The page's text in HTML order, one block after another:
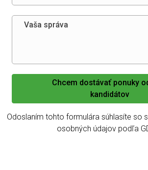
Chcem dostávať ponuky
kandidátov
Odoslaním tohto formulára súhlasíte so
osobných údajov podľa